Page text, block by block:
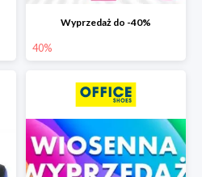
Wyprzedaż do -40%
40%